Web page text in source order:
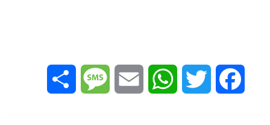
Facebook
Twitter
WhatsApp
Email
Message